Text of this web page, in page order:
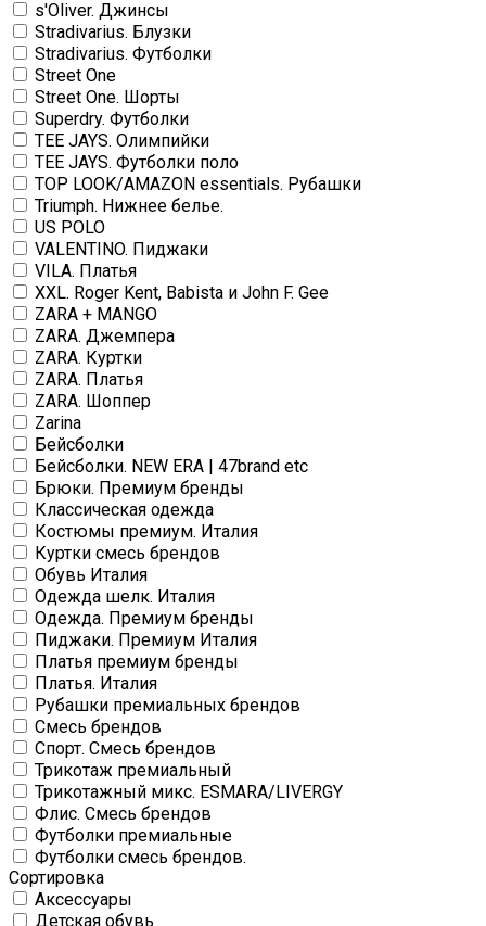
s'Oliver. Джинсы
Stradivarius. Блузки
Stradivarius. Футболки
Street One
Street One. Шорты
Superdry. Футболки
TEE JAYS. Олимпийки
TEE JAYS. Футболки поло
TOP LOOK/AMAZON essentials. Рубашки
Triumph. Нижнее белье.
US POLO
VALENTINO. Пиджаки
VILA. Платья
XXL. Roger Kent, Babista и John F. Gee
ZARA + MANGO
ZARA. Джемпера
ZARA. Куртки
ZARA. Платья
ZARA. Шоппер
Zarina
Бейсболки
Бейсболки. NEW ERA | 47brand etc
Брюки. Премиум бренды
Классическая одежда
Костюмы премиум. Италия
Куртки смесь брендов
Обувь Италия
Одежда шелк. Италия
Одежда. Премиум бренды
Пиджаки. Премиум Италия
Платья премиум бренды
Платья. Италия
Рубашки премиальных брендов
Смесь брендов
Спорт. Смесь брендов
Трикотаж премиальный
Трикотажный микс. ESMARA/LIVERGY
Флис. Смесь брендов
Футболки премиальные
Футболки смесь брендов.
Сортировка
Аксессуары
Детская обувь